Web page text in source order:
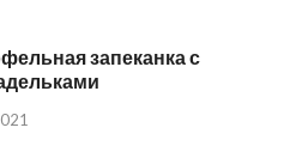
запеканка с